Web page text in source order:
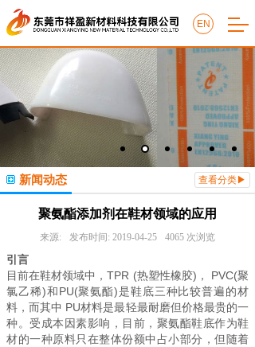
EN
新闻动态 查看分类▶
聚氨酯添加剂在鞋材领域的应用
来源: 发布时间: 2019-04-25 4065 次浏览
引言
目前在鞋材领域中，TPR (热塑性橡胶)， PVC(聚
氯乙稀)和PU(聚氨酯)是鞋底三种比较普遍的材
料，而其中 PU材料是最轻最耐磨但价格最贵的一
种。受成本因素影响，目前，聚氨酯鞋底作为鞋
材的一种原料只在整体份额中占小部分，但随着